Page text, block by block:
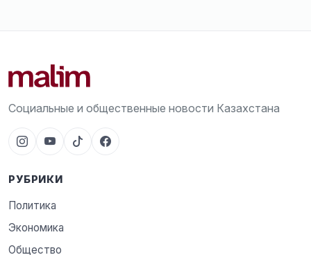
Социальные и общественные новости Казахстана
РУБРИКИ
Политика
Экономика
Общество